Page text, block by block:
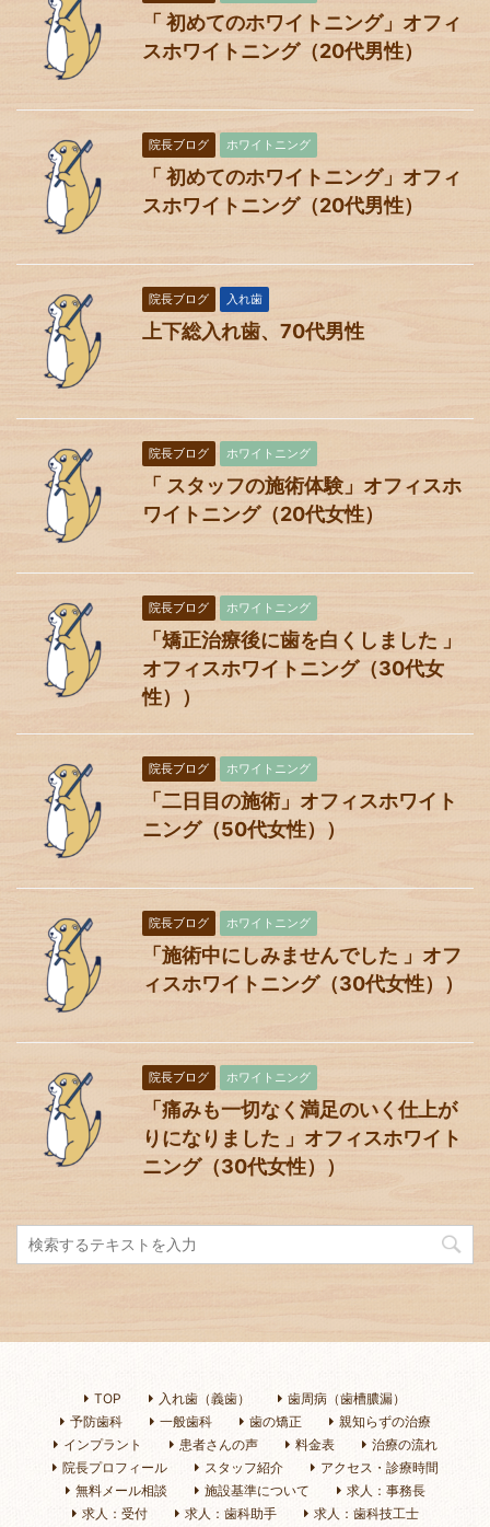
「 初めてのホワイトニング」オフィ
スホワイトニング（20代男性）
院長ブログ ホワイトニング
「 初めてのホワイトニング」オフィ
スホワイトニング（20代男性）
院長ブログ 入れ歯
上下総入れ歯、70代男性
院長ブログ ホワイトニング
「 スタッフの施術体験」オフィスホ
ワイトニング（20代女性）
院長ブログ ホワイトニング
「矯正治療後に歯を白くしました 」
オフィスホワイトニング（30代女
性））
院長ブログ ホワイトニング
「二日目の施術」オフィスホワイト
ニング（50代女性））
院長ブログ ホワイトニング
「施術中にしみませんでした 」オフ
ィスホワイトニング（30代女性））
院長ブログ ホワイトニング
「痛みも一切なく満足のいく仕上が
りになりました 」オフィスホワイト
ニング（30代女性））
TOP 入れ歯（義歯）
歯周病（歯槽膿漏）
予防歯科
一般歯科 歯の矯正
親知らずの治療
インプラント
患者さんの声 料金表
治療の流れ
院長プロフィール
スタッフ紹介
アクセス・診療時間
無料メール相談
施設基準について
求人：事務長
求人：受付
求人：歯科助手
求人：歯科技工士